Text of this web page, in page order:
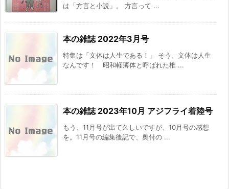
は「方言と小説」。 方言って ...
本の雑誌 2022年3月号
特集は「文体は人生である！」 そう、文体は人生
なんです！ 昭和軽薄体と呼ばれた椎 ...
本の雑誌 2023年10月 アジフライ着陸号
もう、11月号が出て久しいですが、10月号の感想
を。11月号の編集後記で、奥付の ...